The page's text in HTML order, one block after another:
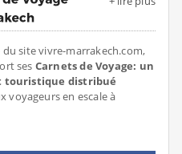
site vivre-marrakech.com,
ses Carnets de Voyage: un
touristique distribué
voyageurs en escale à